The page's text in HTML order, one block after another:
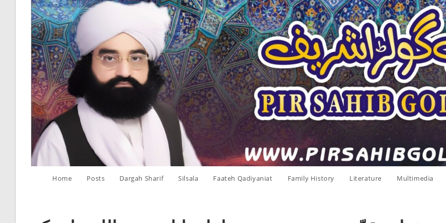
Home Posts Dargah Sharif Silsala Faateh Qadiyaniat Family History Literature Multimedia